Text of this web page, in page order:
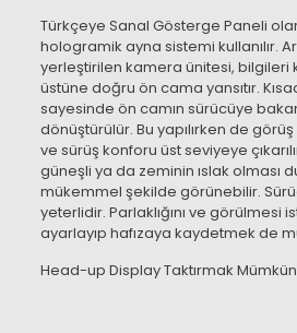
Türkçeye Sanal Gösterge Paneli
hologramik ayna sistemi kullanılır.
yerleştirilen kamera ünitesi, bilgileri
üstüne doğru ön cama yansıtır.
sayesinde ön camın sürücüye
dönüştürülür. Bu yapılırken de görüş
ve sürüş konforu üst seviyeye
güneşli ya da zeminin ıslak olması
mükemmel şekilde görünebilir.
yeterlidir. Parlaklığını ve görülmesi
ayarlayıp hafızaya kaydetmek de
Head-up Display Taktırmak